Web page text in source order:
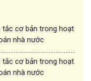
tắc cơ bản trong hoạt
nhà nước
tắc cơ bản trong hoạt
nhà nước